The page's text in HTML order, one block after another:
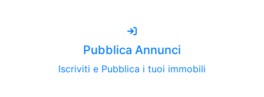
Pubblica Annunci
Iscriviti e Pubblica i tuoi immobili